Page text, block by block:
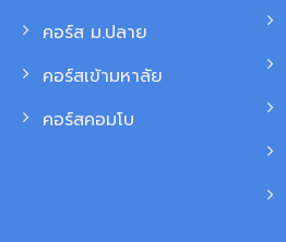
คอร์ส ม.ปลาย
คอร์สเข้ามหาลัย
คอร์สคอมโบ